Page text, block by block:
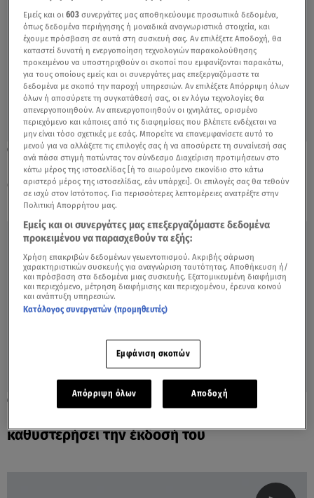
28.04.21, 14:18
Γιάννης Λαγός: Βρέθηκε Ενώπιον του
ανακριτή
καθυστερήσει την έκδοσή του
Εμείς και οι603 συνεργάτες μας αποθηκεύουμε προσωπικά δεδομένα,
όπως δεδομένα περιήγησης ή μοναδικά αναγνωριστικά στοιχεία, και
έχουμε πρόσβαση σε αυτά στη συσκευή σας. Αν επιλέξετε Αποδοχή, θα
καταστεί δυνατή η ενεργοποίηση τεχνολογιών παρακολούθησης
προκειμένου να υποστηριχθούν οι σκοποί που εμφανίζονται παρακάτω,
για τους οποίους εμείς και οι συνεργάτες μας επεξεργαζόμαστε τα
δεδομένα με σκοπό την παροχή υπηρεσιών. Αν επιλέξετε Απόρριψη όλων
όλων ή αποσύρετε τη συγκατάθεσή σας, οι εν λόγω τεχνολογίες θα
απενεργοποιηθούν. Αν απενεργοποιηθούν οι ιχνηλάτες, ορισμένο
περιεχόμενο και κάποιες από τις διαφημίσεις που βλέπετε ενδέχεται να
μην είναι τόσο σχετικές με εσάς. Μπορείτε να επανεμφανίσετε αυτό το
μενού για να αλλάξετε τις επιλογές σας ή να αποσύρετε τη συναίνεσή σας
ανά πάσα στιγμή πατώντας τον σύνδεσμο Διαχείριση προτιμήσεων στο
κάτω μέρος της ιστοσελίδας [ή το αιωρούμενο εικονίδιο στο κάτω
αριστερό μέρος της ιστοσελίδας, εάν υπάρχει]. Οι επιλογές σας θα τεθούν
σε ισχύ στον Ιστότοπος. Για περισσότερες λεπτομέρειες ανατρέξτε στην
Πολιτική Απορρήτου μας.
Εμείς και οι συνεργάτες μας επεξεργαζόμαστε δεδομένα
προκειμένου να παρασχεθούν τα εξής:
Χρήση επακριβών δεδομένων γεωεντοπισμού. Ακριβής σάρωση
χαρακτηριστικών συσκευής για αναγνώριση ταυτότητας. Αποθήκευση ή/
και πρόσβαση στα δεδομένα μιας συσκευής. Εξατομικευμένη διαφήμιση
και περιεχόμενο, μέτρηση διαφήμισης και περιεχομένου, έρευνα κοινού
και ανάπτυξη υπηρεσιών.
Κατάλογος συνεργατών (προμηθευτές)
Εμφάνιση σκοπών
Απόρριψη όλων Αποδοχή